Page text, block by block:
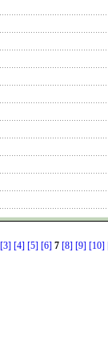
[3] [4] [5] [6] 7 [8] [9] [10]